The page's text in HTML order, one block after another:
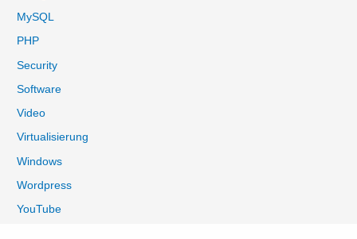
MySQL
PHP
Security
Software
Video
Virtualisierung
Windows
Wordpress
YouTube